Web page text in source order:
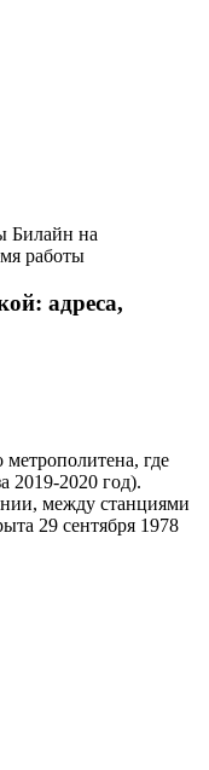
Билайн на
работы
адреса,
где
2019-2020 год).
между станциями
29 сентября 1978